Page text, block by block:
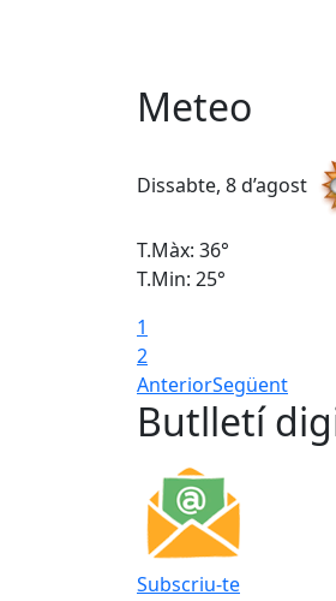
Meteo
Dissabte, 8 d’agost
T.Màx: 36°
T.Min: 25°
1
2
AnteriorSegüent
Butlletí
Subscriu-te